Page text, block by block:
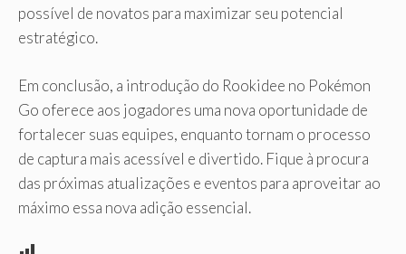
possível de novatos para maximizar seu potencial
estratégico.
Em conclusão, a introdução do Rookidee no Pokémon
Go oferece aos jogadores uma nova oportunidade de
fortalecer suas equipes, enquanto tornam o processo
de captura mais acessível e divertido. Fique à procura
das próximas atualizações e eventos para aproveitar ao
máximo essa nova adição essencial.